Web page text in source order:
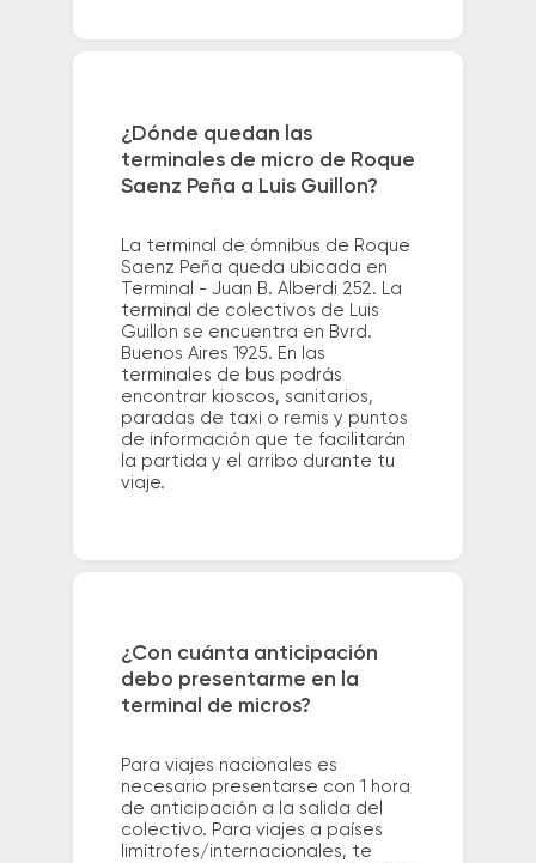
¿Dónde quedan las
terminales de micro de Roque
Saenz Peña a Luis Guillon?
La terminal de ómnibus de Roque
Saenz Peña queda ubicada en
Terminal - Juan B. Alberdi 252. La
terminal de colectivos de Luis
Guillon se encuentra en Bvrd.
Buenos Aires 1925. En las
terminales de bus podrás
encontrar kioscos, sanitarios,
paradas de taxi o remis y puntos
de información que te facilitarán
la partida y el arribo durante tu
viaje.
¿Con cuánta anticipación
debo presentarme en la
terminal de micros?
Para viajes nacionales es
necesario presentarse con 1 hora
de anticipación a la salida del
colectivo. Para viajes a países
limítrofes/internacionales, te